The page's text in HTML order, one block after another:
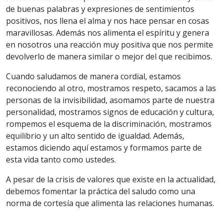
de buenas palabras y expresiones de sentimientos
positivos, nos llena el alma y nos hace pensar en cosas
maravillosas. Además nos alimenta el espíritu y genera
en nosotros una reacción muy positiva que nos permite
devolverlo de manera similar o mejor del que recibimos.
Cuando saludamos de manera cordial, estamos
reconociendo al otro, mostramos respeto, sacamos a las
personas de la invisibilidad, asomamos parte de nuestra
personalidad, mostramos signos de educación y cultura,
rompemos el esquema de la discriminación, mostramos
equilibrio y un alto sentido de igualdad. Además,
estamos diciendo aquí estamos y formamos parte de
esta vida tanto como ustedes.
A pesar de la crisis de valores que existe en la actualidad,
debemos fomentar la práctica del saludo como una
norma de cortesía que alimenta las relaciones humanas.